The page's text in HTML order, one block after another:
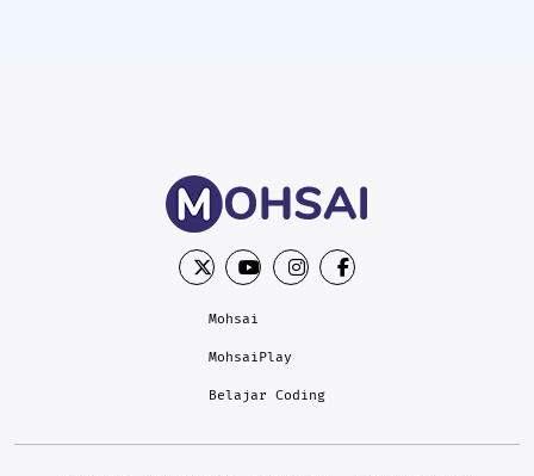
Mohsai
MohsaiPlay
Belajar Coding